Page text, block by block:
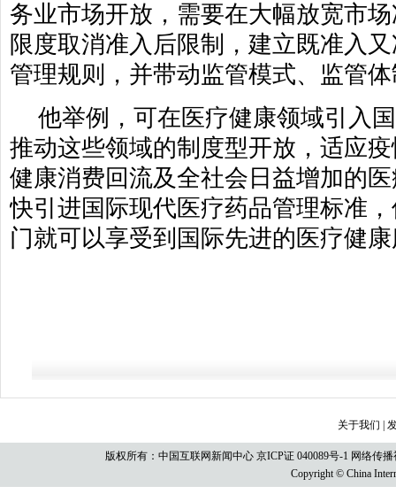
务业市场开放，需要在大幅放宽市
限度取消准入后限制，建立既准入
管理规则，并带动监管模式、监管
他举例，可在医疗健康领域引入
推动这些领域的制度型开放，适应
健康消费回流及全社会日益增加的
快引进国际现代医疗药品管理标准
门就可以享受到国际先进的医疗健